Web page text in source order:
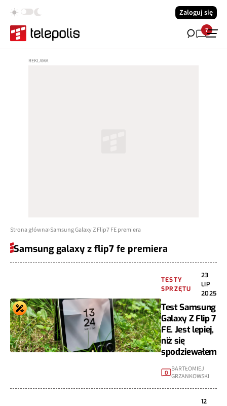
Zaloguj się
7
Strona główna Samsung Galaxy Z Flip7 FE premiera
Samsung galaxy z flip7 fe premiera
TESTY
SPRZĘTU
23
LIP
2025
Test Samsung
Galaxy Z Flip 7
FE. Jest lepiej,
niż się
spodziewałem
0
BARTŁOMIEJ
GRZANKOWSKI
12